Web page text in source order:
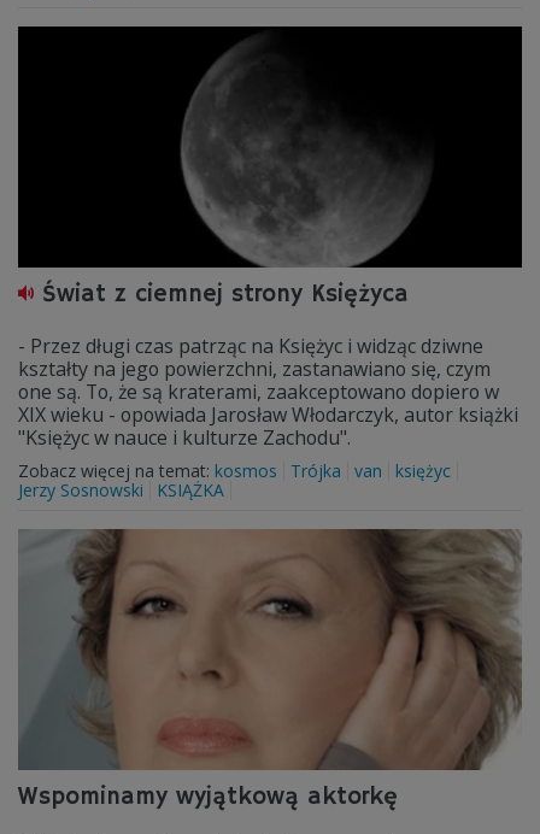
Świat z ciemnej strony Księżyca
- Przez długi czas patrząc na Księżyc i widząc dziwne
kształty na jego powierzchni, zastanawiano się, czym
one są. To, że są kraterami, zaakceptowano dopiero w
XIX wieku - opowiada Jarosław Włodarczyk, autor książki
"Księżyc w nauce i kulturze Zachodu".
Zobacz więcej na temat: kosmos Trójka van
księżyc
Jerzy Sosnowski
KSIĄŻKA
Wspominamy wyjątkową aktorkę